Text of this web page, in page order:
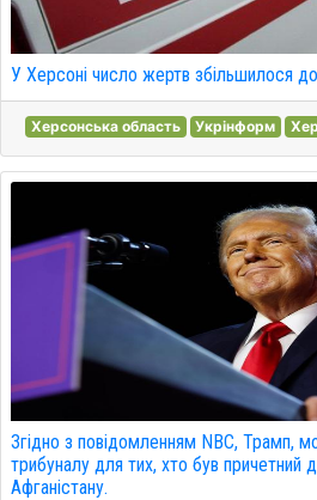
У Херсоні число жертв збільшилося
Херсонська область Укрінформ
Згідно з повідомленням NBC, Трамп,
трибуналу для тих, хто був причетний
Афганістану.